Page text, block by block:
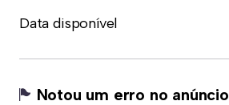
Data disponível
Notou um erro no